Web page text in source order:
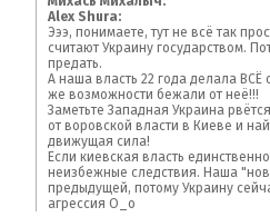
Alex Shura:
Эээ, понимаете, тут не всё так
считают Украину государством.
предать.
А наша власть 22 года делала
же возможности бежали от неё!!!
Заметьте Западная Украина
от воровской власти в Киеве и
движущая сила!
Если киевская власть
неизбежные следствия. Наша
предыдущей, потому Украину
агрессия О_о